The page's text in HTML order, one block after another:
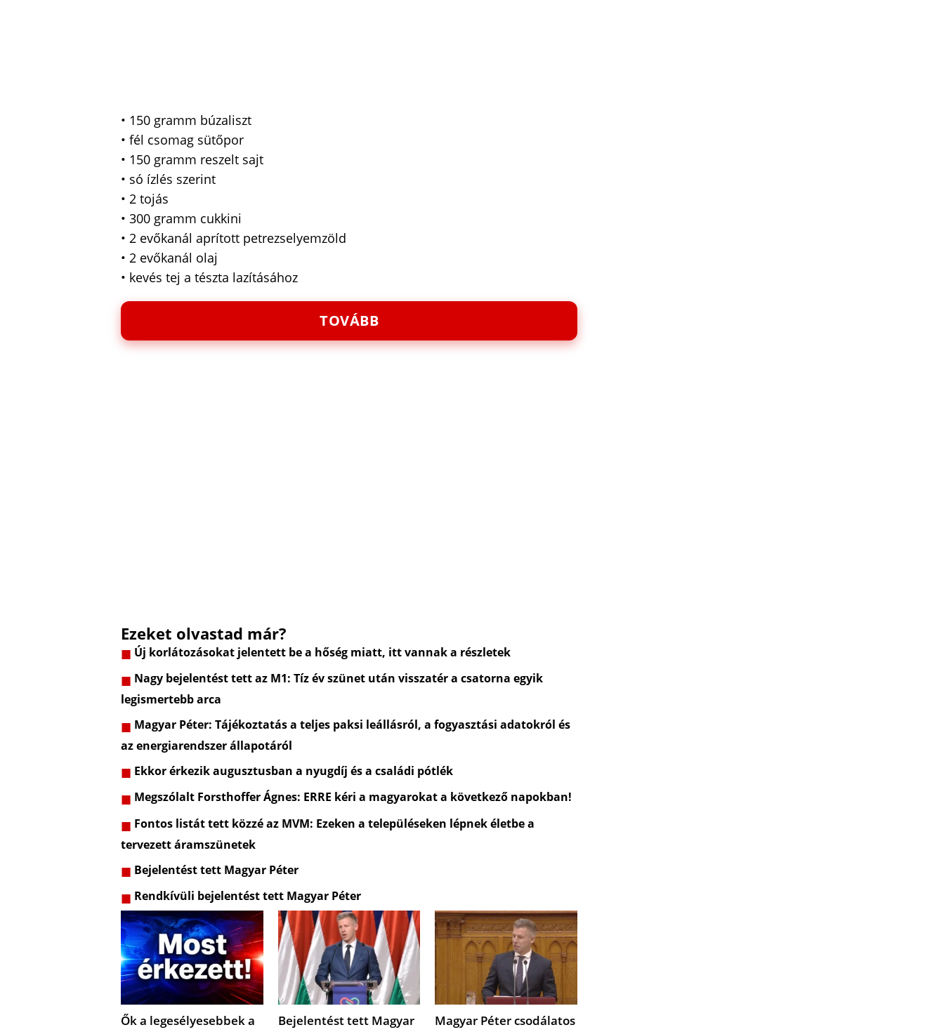
• 150 gramm búzaliszt
• fél csomag sütőpor
• 150 gramm reszelt sajt
• só ízlés szerint
• 2 tojás
• 300 gramm cukkini
• 2 evőkanál aprított petrezselyemzöld
• 2 evőkanál olaj
• kevés tej a tészta lazításához
TOVÁBB
Ezeket olvastad már?
Új korlátozásokat jelentett be a hőség miatt, itt vannak a részletek
Nagy bejelentést tett az M1: Tíz év szünet után visszatér a csatorna egyik
legismertebb arca
Magyar Péter: Tájékoztatás a teljes paksi leállásról, a fogyasztási adatokról és
az energiarendszer állapotáról
Ekkor érkezik augusztusban a nyugdíj és a családi pótlék
Megszólalt Forsthoffer Ágnes: ERRE kéri a magyarokat a következő napokban!
Fontos listát tett közzé az MVM: Ezeken a településeken lépnek életbe a
tervezett áramszünetek
Bejelentést tett Magyar Péter
Rendkívüli bejelentést tett Magyar Péter
Ők a legesélyesebbek a
Bejelentést tett Magyar
Magyar Péter csodálatos